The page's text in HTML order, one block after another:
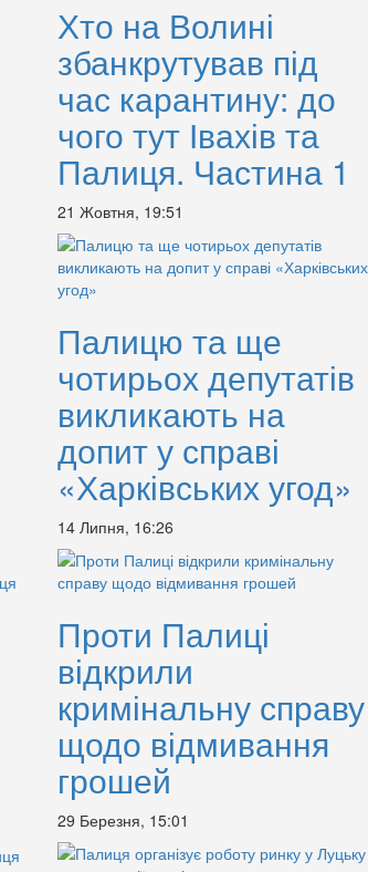
Хто на Волині
збанкрутував під
час карантину: до
чого тут Івахів та
Палиця. Частина 1
21 Жовтня, 19:51
Палицю та ще
чотирьох депутатів
викликають на
допит у справі
«Харківських угод»
14 Липня, 16:26
Проти Палиці
відкрили
кримінальну справу
щодо відмивання
грошей
29 Березня, 15:01